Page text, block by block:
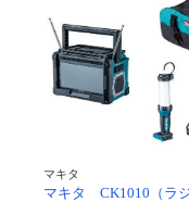
マキタ
マキタ CK1010（ラ